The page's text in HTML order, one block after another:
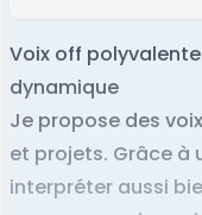
Voix off
dynamique
Je propose des
et projets. Grâce à
interpréter aussi